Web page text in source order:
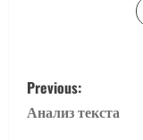
P
o
Previous:
Анализ текста